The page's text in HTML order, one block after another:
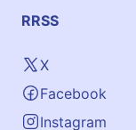
RRSS
X
Facebook
Instagram